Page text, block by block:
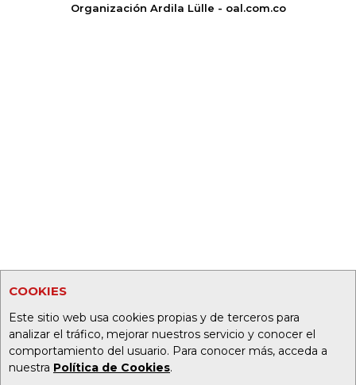
COOKIES
Este sitio web usa cookies propias y de terceros para
analizar el tráfico, mejorar nuestros servicio y conocer el
comportamiento del usuario. Para conocer más, acceda a
nuestra Política de Cookies.
Organización Ardila Lülle - oal.com.co